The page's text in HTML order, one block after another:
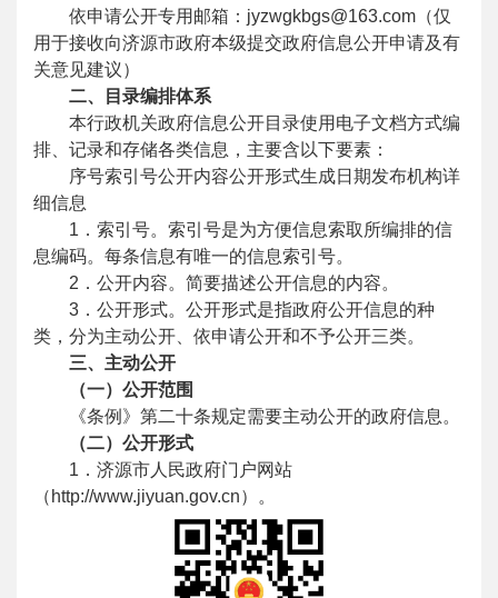
依申请公开专用邮箱：jyzwgkbgs@163.com（仅
用于接收向济源市政府本级提交政府信息公开申请及有
关意见建议）
二、目录编排体系
本行政机关政府信息公开目录使用电子文档方式编
排、记录和存储各类信息，主要含以下要素：
序号索引号公开内容公开形式生成日期发布机构详
细信息
1．索引号。索引号是为方便信息索取所编排的信
息编码。每条信息有唯一的信息索引号。
2．公开内容。简要描述公开信息的内容。
3．公开形式。公开形式是指政府公开信息的种
类，分为主动公开、依申请公开和不予公开三类。
三、主动公开
（一）公开范围
《条例》第二十条规定需要主动公开的政府信息。
（二）公开形式
1．济源市人民政府门户网站
（http://www.jiyuan.gov.cn）。